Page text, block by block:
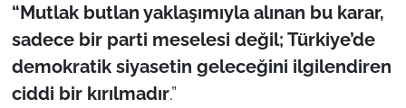
“Mutlak butlan yaklaşımıyla alınan bu karar,
sadece bir parti meselesi değil; Türkiye’de
demokratik siyasetin geleceğini ilgilendiren
ciddi bir kırılmadır.”
Genel-A
Gündem-Eğitim